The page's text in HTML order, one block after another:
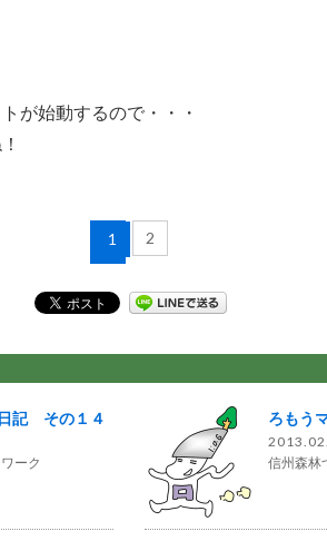
が始動するので・・・
1 2
記 その１４
ーク
ろもう
信州森林